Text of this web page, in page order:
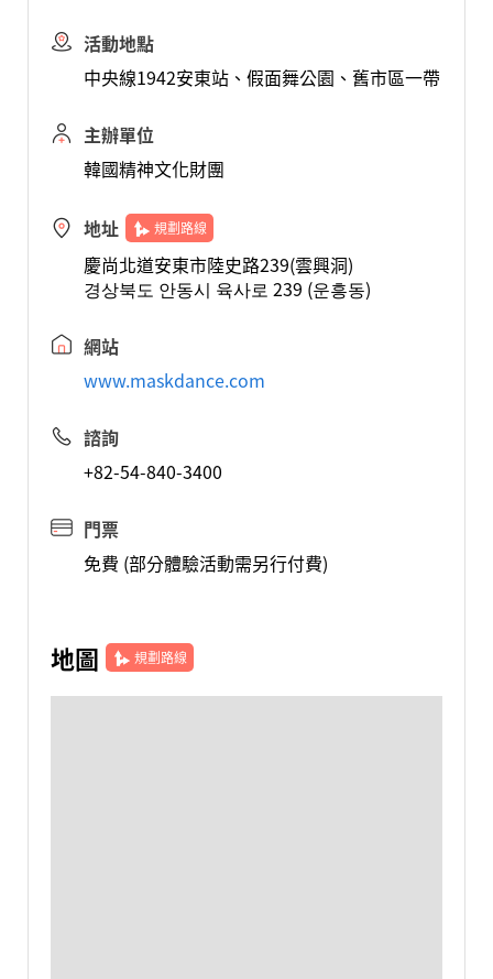
活動地點
中央線1942安東站、假面舞公園、舊市區一帶
主辦單位
韓國精神文化財團
地址 規劃路線
慶尚北道安東市陸史路239(雲興洞)
경상북도 안동시 육사로 239 (운흥동)
網站
www.maskdance.com
諮詢
+82-54-840-3400
門票
免費 (部分體驗活動需另行付費)
地圖 規劃路線